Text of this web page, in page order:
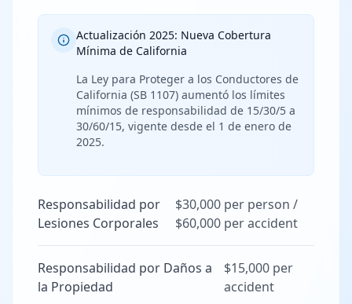
Actualización 2025: Nueva Cobertura
Mínima de California
La Ley para Proteger a los Conductores de
California (SB 1107) aumentó los límites
mínimos de responsabilidad de 15/30/5 a
30/60/15, vigente desde el 1 de enero de
2025.
Responsabilidad por
Lesiones Corporales
$30,000 per person /
$60,000 per accident
Responsabilidad por Daños a
la Propiedad
$15,000 per
accident